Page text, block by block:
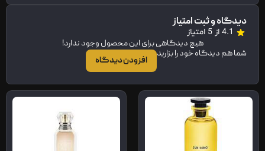
دیدگاه و ثبت امتیاز
4.1 از 5 امتیاز
هیچ دیدگاهی برای این محصول وجود ندارد!
شما هم دیدگاه خود را بزارید
افزودن دیدگاه